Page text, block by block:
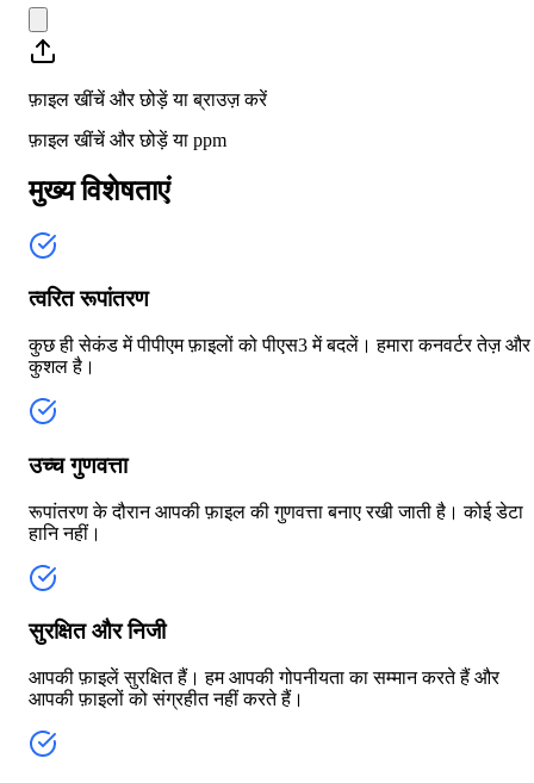
फ़ाइल खींचें और छोड़ें या ब्राउज़ करें
फ़ाइल खींचें और छोड़ें या ppm
मुख्य विशेषताएं
त्वरित रूपांतरण
कुछ ही सेकंड में पीपीएम फ़ाइलों को पीएस3 में बदलें। हमारा कनवर्टर तेज़ और
कुशल है।
उच्च गुणवत्ता
रूपांतरण के दौरान आपकी फ़ाइल की गुणवत्ता बनाए रखी जाती है। कोई डेटा
हानि नहीं।
सुरक्षित और निजी
आपकी फ़ाइलें सुरक्षित हैं। हम आपकी गोपनीयता का सम्मान करते हैं और
आपकी फ़ाइलों को संग्रहीत नहीं करते हैं।